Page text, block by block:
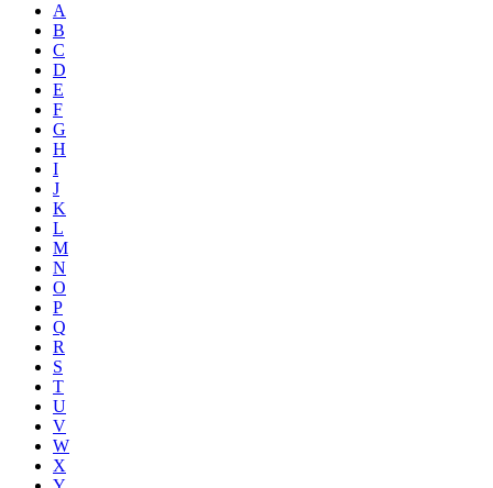
A
B
C
D
E
F
G
H
I
J
K
L
M
N
O
P
Q
R
S
T
U
V
W
X